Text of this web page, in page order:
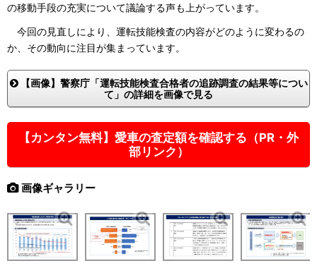
の移動手段の充実について議論する声も上がっています。
今回の見直しにより、運転技能検査の内容がどのように変わるの
か、その動向に注目が集まっています。
【画像】警察庁「運転技能検査合格者の追跡調査の結果等につい
て」の詳細を画像で見る
【カンタン無料】愛車の査定額を確認する（PR・外
部リンク）
画像ギャラリー